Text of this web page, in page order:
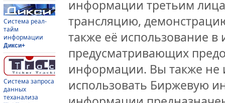
Система реал-
тайм
информации
Дикси+
Система запроса
данных
теханализа
информации третьим
трансляцию,
также её использование
предусматривающих
информации. Вы также не
использовать Биржевую